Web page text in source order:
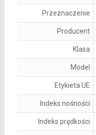
Przeznaczenie
Producent
Klasa
Model
Etykieta UE
Indeks nośności
Indeks prędkości